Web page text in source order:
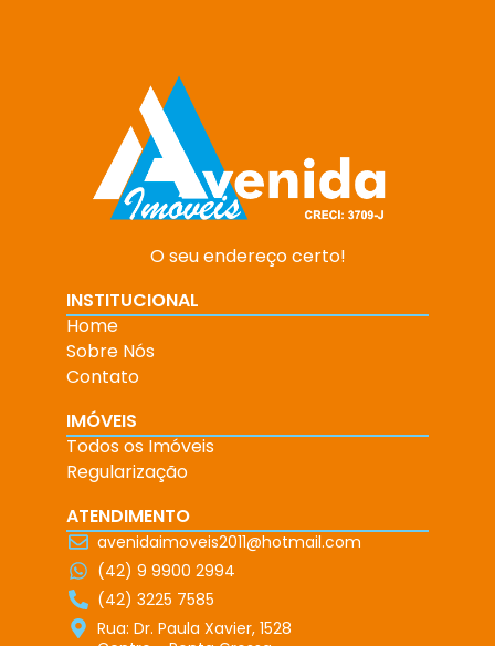
O seu endereço certo!
INSTITUCIONAL
Home
Sobre Nós
Contato
IMÓVEIS
Todos os Imóveis
Regularização
ATENDIMENTO
avenidaimoveis2011@hotmail.com
(42) 9 9900 2994
(42) 3225 7585
Rua: Dr. Paula Xavier, 1528